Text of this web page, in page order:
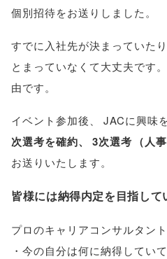
個別招待をお送りしました。
すでに入社先が決まっていたり
とまっていなくて大丈夫です。
由です。
イベント参加後、 JACに興味
次選考を確約、 3次選考 （人
お送りいたします。
皆様には納得内定を目指し
プロのキャリアコンサルタン
・今の自分は何に納得していて